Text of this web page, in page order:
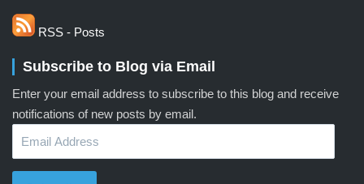
RSS - Posts
Subscribe to Blog via Email
Enter your email address to subscribe to this blog and receive
notifications of new posts by email.